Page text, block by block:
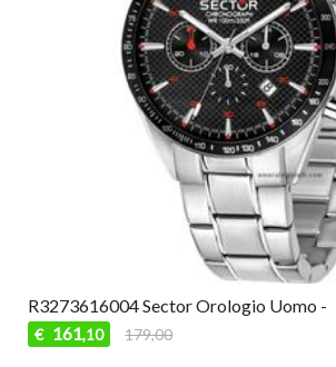
R3273616004 Sector Orologio Uomo -
€ 161,10 179,00